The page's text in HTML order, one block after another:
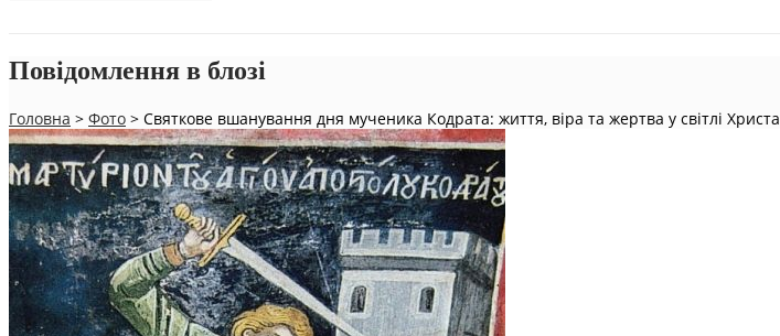
Повідомлення в блозі
Головна > Фото > Святкове вшанування дня мученика Кодрата: життя, віра та жертва у світлі Христа